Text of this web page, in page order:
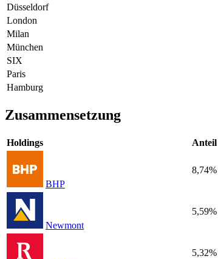
Düsseldorf
London
Milan
München
SIX
Paris
Hamburg
Zusammensetzung
Holdings Anteil
BHP
8,74%
Newmont
5,59%
5,32%